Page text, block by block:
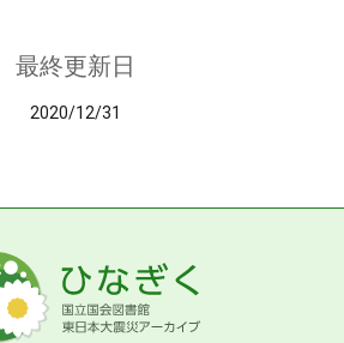
最終更新日
2020/12/31